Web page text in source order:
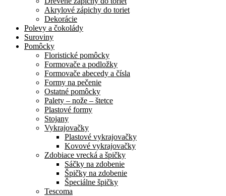
Akrylové zápichy do toriet
Dekorácie
Polevy a čokolády
Suroviny
Pomôcky
Floristické pomôcky
Formovače a podložky
Formovače abecedy a čísla
Formy na pečenie
Ostatné pomôcky
Palety – nože – štetce
Plastové formy
Stojany
Vykrajovačky
Plastové vykrajovačky
Kovové vykrajovačky
Zdobiace vrecká a špičky
Sáčky na zdobenie
Špičky na zdobenie
Špeciálne špičky
Tescoma